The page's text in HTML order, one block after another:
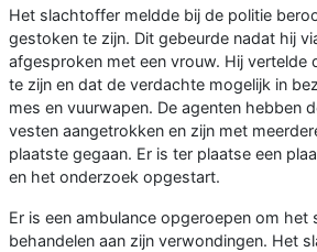
Het slachtoffer meldde bij de politie
gestoken te zijn. Dit gebeurde nadat hij
afgesproken met een vrouw. Hij vertelde
te zijn en dat de verdachte mogelijk in
mes en vuurwapen. De agenten hebben
vesten aangetrokken en zijn met
plaatste gegaan. Er is ter plaatse een
en het onderzoek opgestart.
Er is een ambulance opgeroepen om het
behandelen aan zijn verwondingen. Het